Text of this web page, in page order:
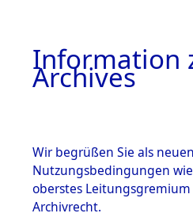
Information
Archives
Wir begrüßen Sie als
Nutzungsbedingungen
oberstes
Archivrecht.